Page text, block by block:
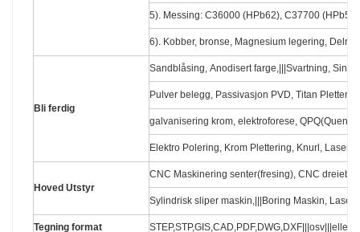
5). Messing: C36000 (HPb62), C37700
6). Kobber, bronse, Magnesium legering,
Bli ferdig
Sandblåsing, Anodisert farge,|||Svartning, Sink/
Pulver belegg, Passivasjon PVD, Titan
galvanisering krom, elektroforese,
Elektro Polering, Krom Plettering, Knurl, Laser
Hoved Utstyr
CNC Maskinering senter(fresing), CNC
Sylindrisk sliper maskin,|||Boring Maskin, Laser
Tegning format STEP,STP,GIS,CAD,PDF,DWG,DXF|||osv|||eller